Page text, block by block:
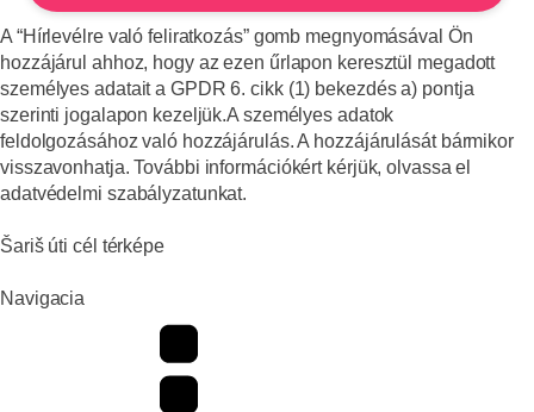
A “Hírlevélre való feliratkozás” gomb megnyomásával Ön
hozzájárul ahhoz, hogy az ezen űrlapon keresztül megadott
személyes adatait a GPDR 6. cikk (1) bekezdés a) pontja
szerinti jogalapon kezeljük.A személyes adatok
feldolgozásához való hozzájárulás. A hozzájárulását bármikor
visszavonhatja. További információkért kérjük, olvassa el
adatvédelmi szabályzatunkat.
Šariš úti cél térképe
Navigacia